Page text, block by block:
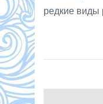
редкие